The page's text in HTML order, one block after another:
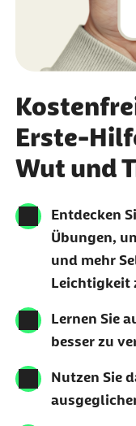
Erste-
Wut und
Entdecken
Übungen,
und mehr
Leichtigkeit
Lernen Sie
besser zu
Nutzen Sie